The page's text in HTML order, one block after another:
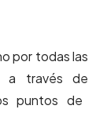
por todas las
a través de
puntos de